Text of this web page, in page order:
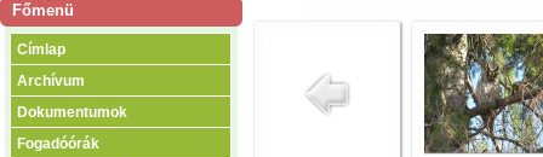
Főmenü
Címlap
Archívum
Dokumentumok
Fogadóórák